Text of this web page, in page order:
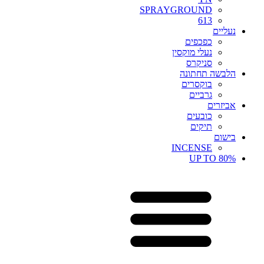
SPRAYGROUND
613
נעליים
כפכפים
נעלי מוקסין
סניקרס
הלבשה תחתונה
בוקסרים
גרביים
אביזרים
כובעים
תיקים
בישום
INCENSE
UP TO 80%